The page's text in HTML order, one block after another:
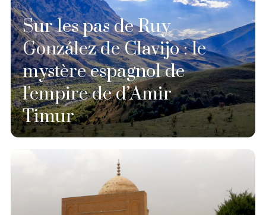
Sur les pas de Ruy
González de Clavijo : le
mystère espagnol de
l'empire de d’Amir
Timur